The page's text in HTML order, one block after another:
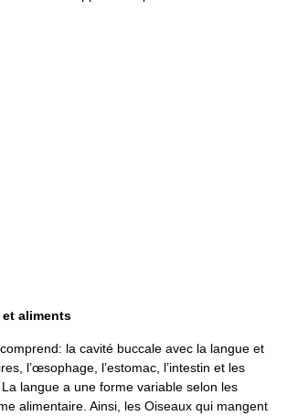
aliments
la cavité buccale avec la langue et
l’œsophage, l’estomac, l’intestin et les
langue a une forme variable selon les
alimentaire. Ainsi, les Oiseaux qui mangent